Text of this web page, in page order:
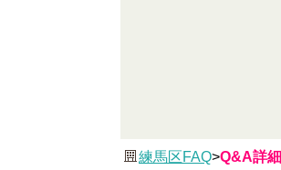
練馬区FAQ>Q&A詳細